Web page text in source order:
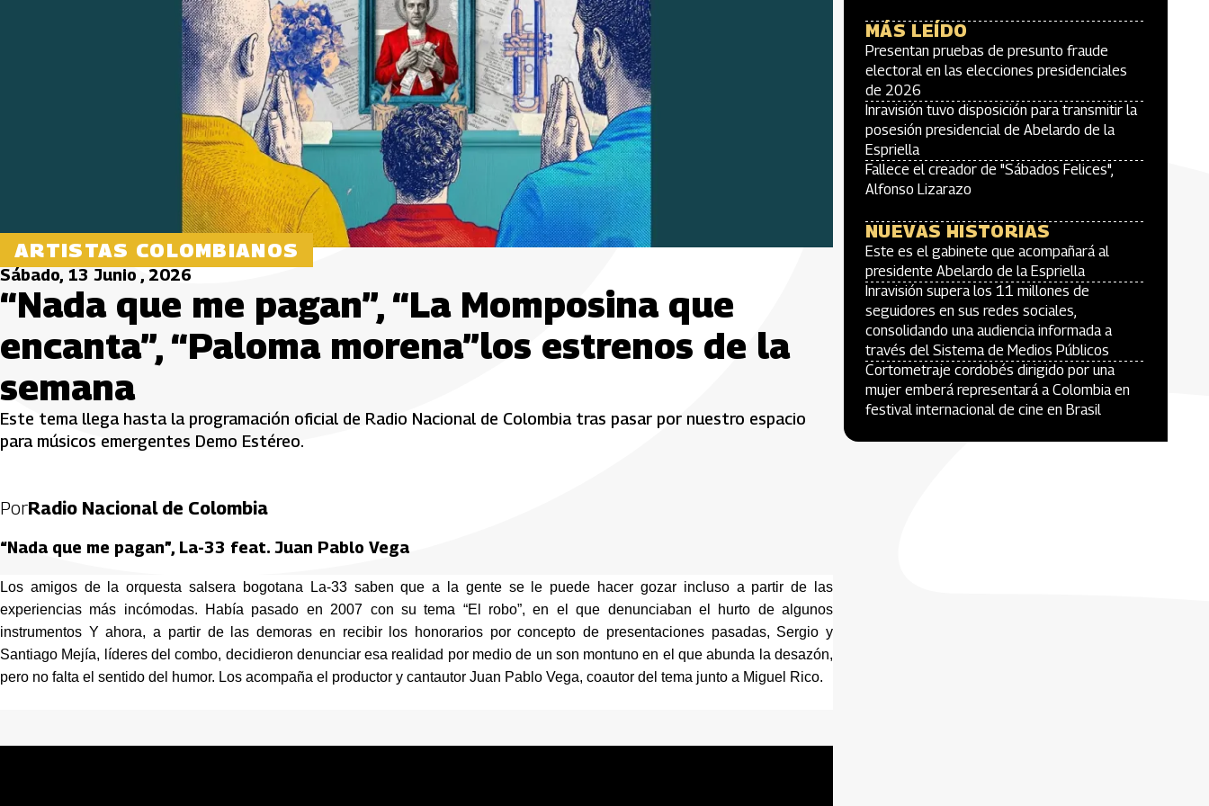
ARTISTAS COLOMBIANOS
Sábado, 13 Junio , 2026
“Nada que me pagan”, “La Momposina que
encanta”, “Paloma morena”los estrenos de la
semana
Este tema llega hasta la programación oficial de Radio Nacional de Colombia tras pasar por nuestro espacio
para músicos emergentes Demo Estéreo.
PorRadio Nacional de Colombia
“Nada que me pagan”, La-33 feat. Juan Pablo Vega
Los amigos de la orquesta salsera bogotana La-33 saben que a la gente se le puede hacer gozar incluso a partir de las
experiencias más incómodas. Había pasado en 2007 con su tema “El robo”, en el que denunciaban el hurto de algunos
instrumentos Y ahora, a partir de las demoras en recibir los honorarios por concepto de presentaciones pasadas, Sergio y
Santiago Mejía, líderes del combo, decidieron denunciar esa realidad por medio de un son montuno en el que abunda la desazón,
pero no falta el sentido del humor. Los acompaña el productor y cantautor Juan Pablo Vega, coautor del tema junto a Miguel Rico.
MÁS LEÍDO
Presentan pruebas de presunto fraude
electoral en las elecciones presidenciales
de 2026
Inravisión tuvo disposición para transmitir la
posesión presidencial de Abelardo de la
Espriella
Fallece el creador de "Sábados Felices",
Alfonso Lizarazo
NUEVAS HISTORIAS
Este es el gabinete que acompañará al
presidente Abelardo de la Espriella
Inravisión supera los 11 millones de
seguidores en sus redes sociales,
consolidando una audiencia informada a
través del Sistema de Medios Públicos
Cortometraje cordobés dirigido por una
mujer emberá representará a Colombia en
festival internacional de cine en Brasil